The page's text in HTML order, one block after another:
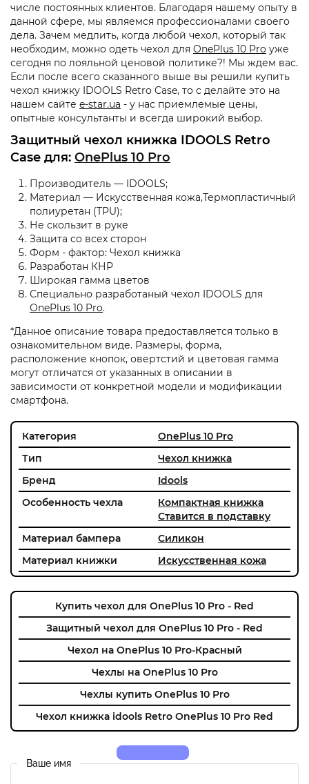
числе постоянных клиентов. Благодаря нашему опыту в
данной сфере, мы являемся профессионалами своего
дела. Зачем медлить, когда любой чехол, который так
необходим, можно одеть чехол для OnePlus 10 Pro уже
сегодня по лояльной ценовой политике?! Мы ждем вас.
Если после всего сказанного выше вы решили купить
чехол книжку IDOOLS Retro Case, то с делайте это на
нашем сайте e-star.ua - у нас приемлемые цены,
опытные консультанты и всегда широкий выбор.
Защитный чехол книжка IDOOLS Retro
Case для: OnePlus 10 Pro
Производитель — IDOOLS;
Материал — Искусственная кожа,Термопластичный
полиуретан (TPU);
Не скользит в руке
Защита со всех сторон
Форм - фактор: Чехол книжка
Разработан КНР
Широкая гамма цветов
Специально разработаный чехол IDOOLS для
OnePlus 10 Pro.
*Данное описание товара предоставляется только в
ознакомительном виде. Размеры, форма,
расположение кнопок, овертстий и цветовая гамма
могут отличатся от указанных в описании в
зависимости от конкретной модели и модификации
смартфона.
Категория
OnePlus 10 Pro
Тип
Чехол книжка
Бренд
Idools
Особенность чехла
Компактная книжка
Ставится в подставку
Материал бампера
Силикон
Материал книжки
Искусственная кожа
Купить чехол для OnePlus 10 Pro - Red
Защитный чехол для OnePlus 10 Pro - Red
Чехол на OnePlus 10 Pro-Красный
Чехлы на OnePlus 10 Pro
Чехлы купить OnePlus 10 Pro
Чехол книжка idools Retro OnePlus 10 Pro Red
Ваше имя